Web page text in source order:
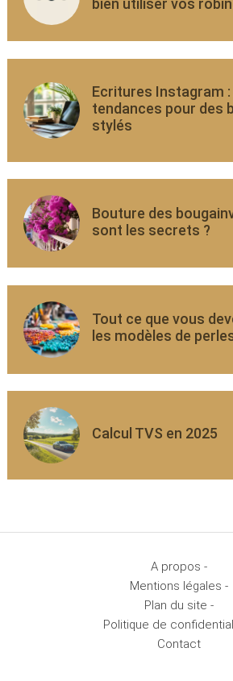
Ecritures Instagram
tendances pour des
stylés
Bouture des
sont les secrets ?
Tout ce que vous
les modèles de
Calcul TVS en 2025
A propos -
Mentions légales -
Plan du site -
Politique de
Contact